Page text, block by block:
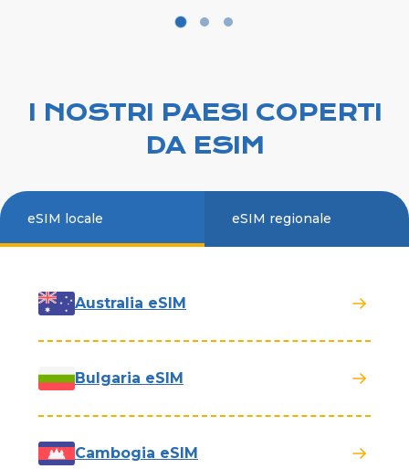
I NOSTRI PAESI COPERTI
DA ESIM
eSIM locale eSIM regionale
Australia eSIM
Bulgaria eSIM
Cambogia eSIM